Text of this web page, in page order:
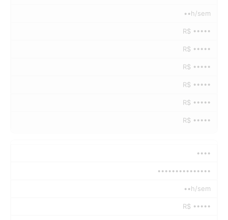
••h/sem
R$ •••••
R$ •••••
R$ •••••
R$ •••••
R$ •••••
R$ •••••
••••
•••••••••••••••
••h/sem
R$ •••••